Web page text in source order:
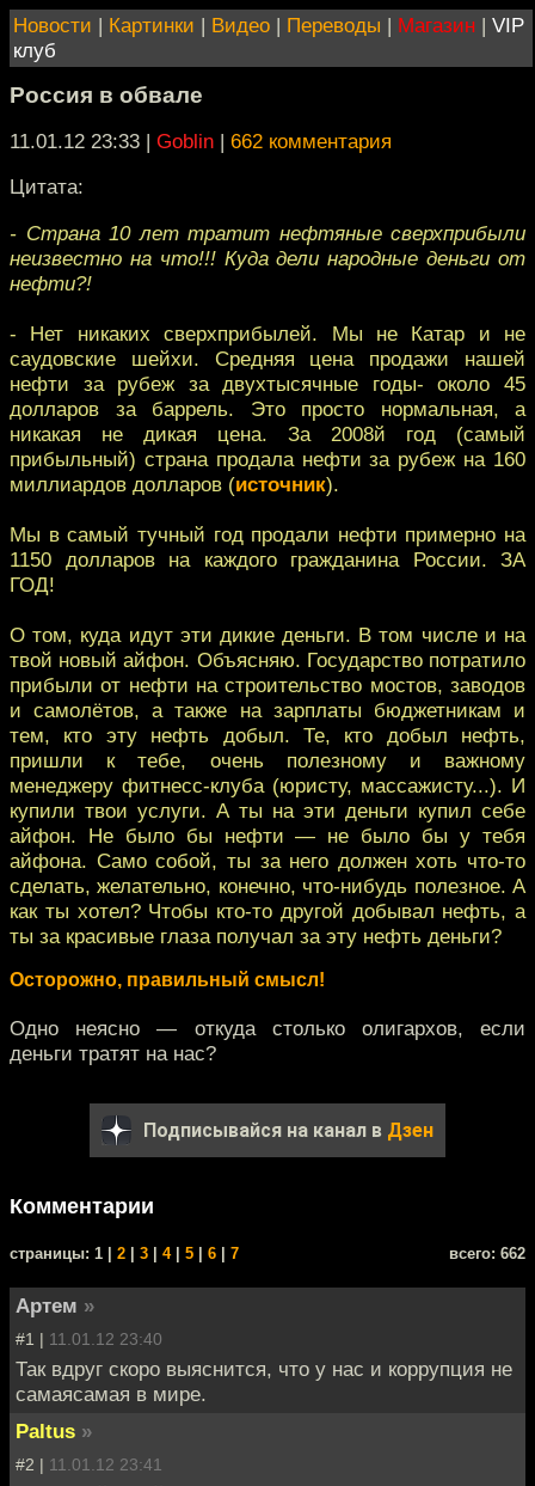
Новости | Картинки | Видео | Переводы | Магазин | VIP
клуб
Россия в обвале
11.01.12 23:33 | Goblin | 662 комментария
Цитата:
- Страна 10 лет тратит нефтяные сверхприбыли
неизвестно на что!!! Куда дели народные деньги от
нефти?!
- Нет никаких сверхприбылей. Мы не Катар и не
саудовские шейхи. Средняя цена продажи нашей
нефти за рубеж за двухтысячные годы- около 45
долларов за баррель. Это просто нормальная, а
никакая не дикая цена. За 2008й год (самый
прибыльный) страна продала нефти за рубеж на 160
миллиардов долларов (источник).
Мы в самый тучный год продали нефти примерно на
1150 долларов на каждого гражданина России. ЗА
ГОД!
О том, куда идут эти дикие деньги. В том числе и на
твой новый айфон. Объясняю. Государство потратило
прибыли от нефти на строительство мостов, заводов
и самолётов, а также на зарплаты бюджетникам и
тем, кто эту нефть добыл. Те, кто добыл нефть,
пришли к тебе, очень полезному и важному
менеджеру фитнесс-клуба (юристу, массажисту...). И
купили твои услуги. А ты на эти деньги купил себе
айфон. Не было бы нефти — не было бы у тебя
айфона. Само собой, ты за него должен хоть что-то
сделать, желательно, конечно, что-нибудь полезное. А
как ты хотел? Чтобы кто-то другой добывал нефть, а
ты за красивые глаза получал за эту нефть деньги?
Осторожно, правильный смысл!
Одно неясно — откуда столько олигархов, если
деньги тратят на нас?
Подписывайся на канал в Дзен
Комментарии
cтраницы: 1 | 2 3 4| 5 6 7 всего: 662
Артем »
#1 | 11.01.12 23:40
Так вдруг скоро выяснится, что у нас и коррупция не
самаясамая в мире.
Paltus »
#2 | 11.01.12 23:41